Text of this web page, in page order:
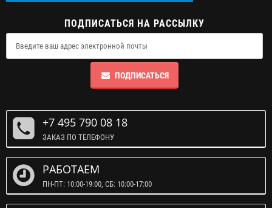
ПОДПИСАТЬСЯ НА РАССЫЛКУ
ПОДПИСАТЬСЯ
+7 495 790 08 18
ЗАКАЗ ПО ТЕЛЕФОНУ
РАБОТАЕМ
ПН-ПТ: 10:00-19:00, СБ: 10:00-17:00